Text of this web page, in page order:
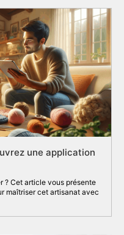
une application
? Cet article vous présente
maîtriser cet artisanat avec